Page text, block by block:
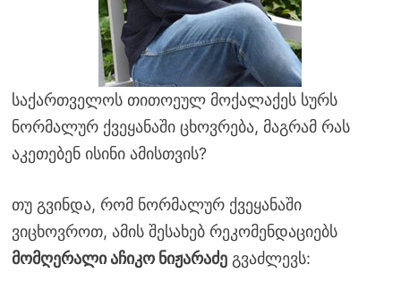
საქართველოს თითოეულ მოქალაქეს სურს
ნორმალურ ქვეყანაში ცხოვრება, მაგრამ რას
აკეთებენ ისინი ამისთვის?
თუ გვინდა, რომ ნორმალურ ქვეყანაში
ვიცხოვროთ, ამის შესახებ რეკომენდაციებს
მომღერალი აჩიკო ნიჟარაძეგვაძლევს: